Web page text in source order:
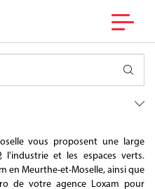
vous proposent une large
l'industrie et les espaces verts.
en Meurthe-et-Moselle, ainsi que
de votre agence Loxam pour